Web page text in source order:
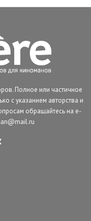
Полное или частичное
с указанием авторства и
обращайтесь на e-